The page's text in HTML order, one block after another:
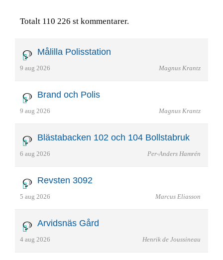
Totalt 110 226 st kommentarer.
Målilla Polisstation
9 aug 2026 Magnus Krantz
Brand och Polis
9 aug 2026 Magnus Krantz
Blästabacken 102 och 104 Bollstabruk
6 aug 2026 Per-Anders Hamrén
Revsten 3092
5 aug 2026 Marcus Eliasson
Arvidsnäs Gård
4 aug 2026 Henrik de Joussineau